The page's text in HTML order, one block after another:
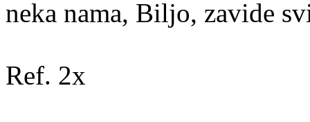
neka nama, Biljo, zavide
Ref. 2x